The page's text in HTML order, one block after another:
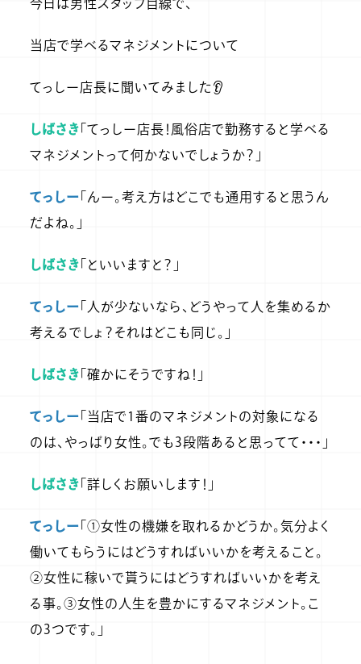
今日は男性スタッフ目線で、
当店で学べるマネジメントについて
てっしー店長に聞いてみました👂
しばさき「てっしー店長！風俗店で勤務すると学べる
マネジメントって何かないでしょうか？」
てっしー「んー。考え方はどこでも通用すると思うん
だよね。」
しばさき「といいますと？」
てっしー「人が少ないなら、どうやって人を集めるか
考えるでしょ？それはどこも同じ。」
しばさき「確かにそうですね！」
てっしー「当店で1番のマネジメントの対象になる
のは、やっぱり女性。でも3段階あると思ってて・・・」
しばさき「詳しくお願いします！」
てっしー「①女性の機嫌を取れるかどうか。気分よく
働いてもらうにはどうすればいいかを考えること。
②女性に稼いで貰うにはどうすればいいかを考え
る事。③女性の人生を豊かにするマネジメント。こ
の3つです。」